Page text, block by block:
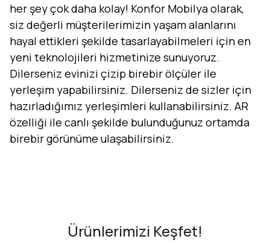
her şey çok daha kolay! Konfor Mobilya olarak,
siz değerli müşterilerimizin yaşam alanlarını
hayal ettikleri şekilde tasarlayabilmeleri için en
yeni teknolojileri hizmetinize sunuyoruz.
Dilerseniz evinizi çizip birebir ölçüler ile
yerleşim yapabilirsiniz. Dilerseniz de sizler için
hazırladığımız yerleşimleri kullanabilirsiniz. AR
özelliği ile canlı şekilde bulunduğunuz ortamda
birebir görünüme ulaşabilirsiniz.
Tasarıma Başla
Ürünlerimizi Keşfet!